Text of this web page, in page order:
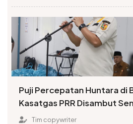
Puji Percepatan Huntara di
Kasatgas PRR Disambut
Tim copywriter